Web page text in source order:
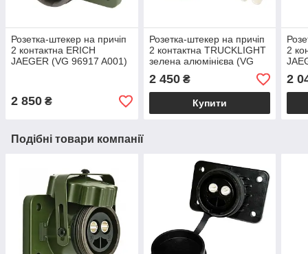
Розетка-штекер на причіп
2 контактна ERICH
JAEGER (VG 96917 A001)
2 850 ₴
Розетка-штекер на причіп
2 контактна TRUCKLIGHT
зелена алюмінієва (VG
96917) NATO 2 PIN
2 450₴
Купити
2
2
Подібні товари компанії